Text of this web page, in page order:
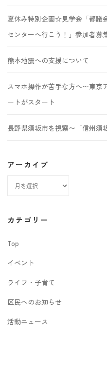
夏休み特別企画☆見学会「都議
センターへ行こう！」参加者募
熊本地震への支援について
スマホ操作が苦手な方へ〜東京
ートがスタート
長野県須坂市を視察〜「信州須
アーカイブ
カ
ブ
カテゴリー
Top
イベント
ライフ・子育て
区民へのお知らせ
活動ニュース